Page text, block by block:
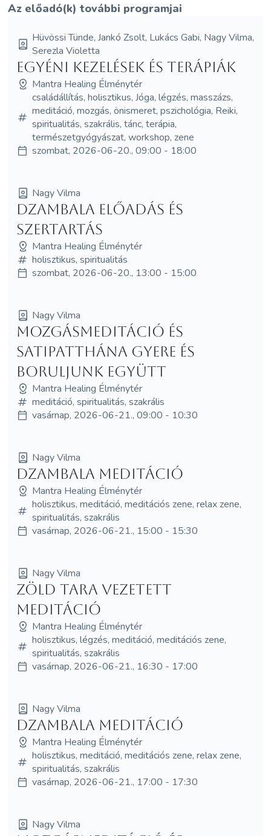
Az előadó(k) további programjai
Hüvössi Tünde, Jankó Zsolt, Lukács Gabi, Nagy Vilma,
Serezla Violetta
Egyéni kezelések és terápiák
Mantra Healing Élménytér
családállítás, holisztikus, Jóga, légzés, masszázs,
meditáció, mozgás, önismeret, pszichológia, Reiki,
spiritualitás, szakrális, tánc, terápia,
természetgyógyászat, workshop, zene
szombat, 2026-06-20., 09:00 - 18:00
Nagy Vilma
Dzambala előadás és
szertartás
Mantra Healing Élménytér
holisztikus, spiritualitás
szombat, 2026-06-20., 13:00 - 15:00
Nagy Vilma
Mozgásmeditáció és
Satipatthána Gyere és
boruljunk együtt
Mantra Healing Élménytér
meditáció, spiritualitás, szakrális
vasárnap, 2026-06-21., 09:00 - 10:30
Nagy Vilma
Dzambala meditáció
Mantra Healing Élménytér
holisztikus, meditáció, meditációs zene, relax zene,
spiritualitás, szakrális
vasárnap, 2026-06-21., 15:00 - 15:30
Nagy Vilma
Zöld Tara vezetett
meditáció
Mantra Healing Élménytér
holisztikus, légzés, meditáció, meditációs zene,
spiritualitás, szakrális
vasárnap, 2026-06-21., 16:30 - 17:00
Nagy Vilma
Dzambala meditáció
Mantra Healing Élménytér
holisztikus, meditáció, meditációs zene, relax zene,
spiritualitás, szakrális
vasárnap, 2026-06-21., 17:00 - 17:30
Nagy Vilma